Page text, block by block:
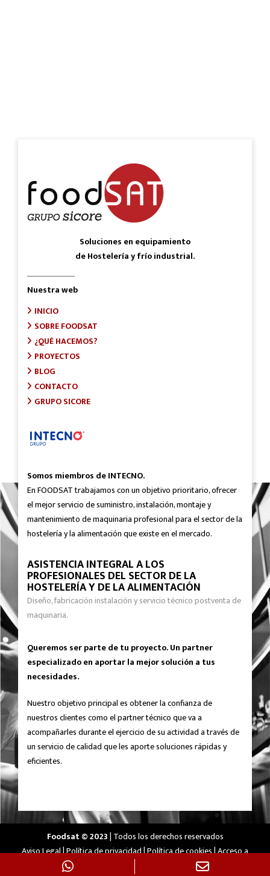
Soluciones en equipamiento
de Hostelería y frío industrial.
Nuestra web
INICIO
SOBRE FOODSAT
¿QUÉ HACEMOS?
PROYECTOS
BLOG
CONTACTO
GRUPO SICORE
Somos miembros de INTECNO.
En FOODSAT trabajamos con un objetivo prioritario, ofrecer
el mejor servicio de suministro, instalación, montaje y
mantenimiento de maquinaria profesional para el sector de la
hostelería y la alimentación que existe en el mercado.
ASISTENCIA INTEGRAL A LOS
PROFESIONALES DEL SECTOR DE LA
HOSTELERÍA Y DE LA ALIMENTACIÓN
Diseño, fabricación instalación y servicio técnico postventa de
maquinaria.
Queremos ser parte de tu proyecto. Un partner
especializado en aportar la mejor solución a tus
necesidades.
Nuestro objetivo principal es obtener la confianza de
nuestros clientes como el partner técnico que va a
acompañarles durante el ejercicio de su actividad a través de
un servicio de calidad que les aporte soluciones rápidas y
eficientes.
Foodsat © 2023| Todos los derechos reservados
Aviso Legal|Política de privacidad|Política de cookies|Acceso a
cookies
Agencia Pisto